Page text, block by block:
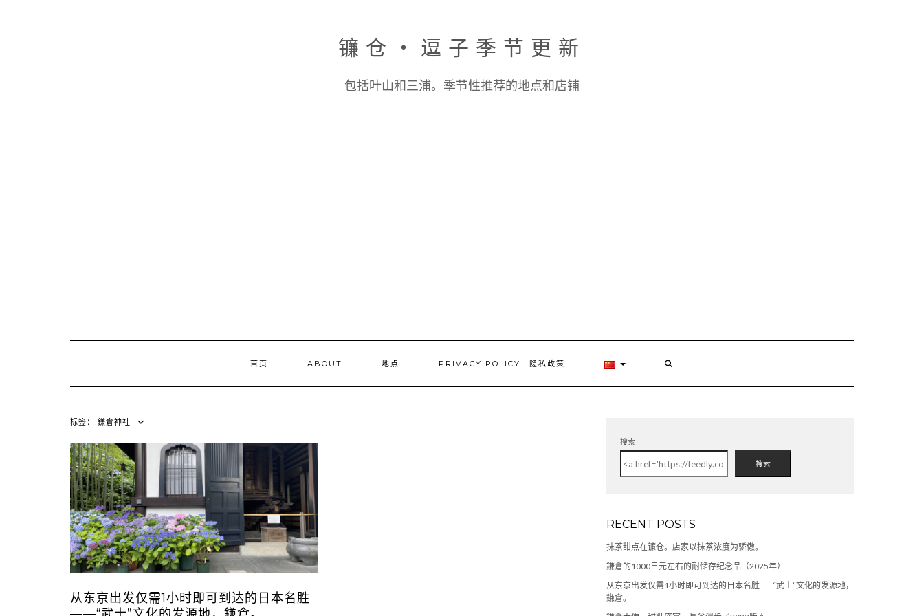
镰仓・逗子季节更新
包括叶山和三浦。季节性推荐的地点和店铺
首页 ABOUT 地点 PRIVACY POLICY 隐私政策
标签： 鎌倉神社
从东京出发仅需1小时即可到达的日本名胜
搜索
搜索
RECENT POSTS
抹茶甜点在镰仓。店家以抹茶浓度为骄傲。
鎌倉的1000日元左右的耐储存纪念品（2025年）
从东京出发仅需1小时即可到达的日本名胜——“武士”文化的发源地，
鎌倉。